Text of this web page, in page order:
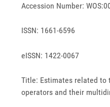
Accession Number:
ISSN: 1661-6596
eISSN: 1422-0067
Title: Estimates related
operators and their